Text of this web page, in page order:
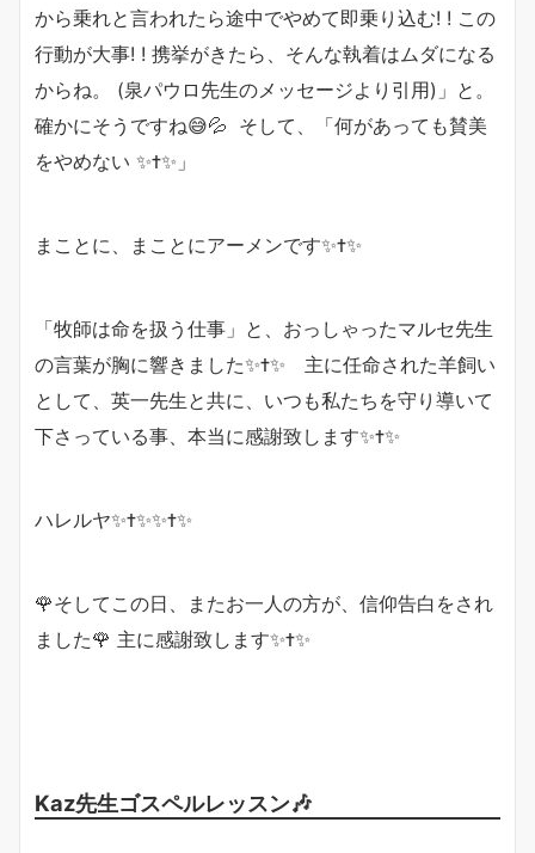
から乗れと言われたら途中でやめて即乗り込む! ! この
行動が大事! ! 携挙がきたら、そんな執着はムダになる
からね。 (泉パウロ先生のメッセージより引用)」と。
確かにそうですね😅💦 そして、「何があっても賛美
をやめない ✨✝️✨」
まことに、まことにアーメンです✨✝️✨
「牧師は命を扱う仕事」と、おっしゃったマルセ先生
の言葉が胸に響きました✨✝️✨ 主に任命された羊飼い
として、英一先生と共に、いつも私たちを守り導いて
下さっている事、本当に感謝致します✨✝️✨
ハレルヤ✨✝️✨✨✝️✨
🌹そしてこの日、またお一人の方が、信仰告白をされ
ました🌹 主に感謝致します✨✝️✨
Kaz先生ゴスペルレッスン🎶